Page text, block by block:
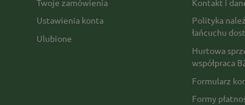
Twoje zamówienia
Ustawienia konta
Ulubione
Kontakt i
Polityka
łańcuchu
Hurtowa
współpraca
Formularz
Formy